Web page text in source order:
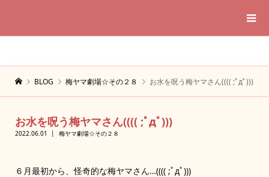
BLOG 梅ヤマ劇場☆その２８ お水を呪う梅ヤマさん(((( ;ﾟдﾟ)))
お水を呪う梅ヤマさん(((( ;ﾟдﾟ)))
2022.06.01 梅ヤマ劇場☆その２８
６月最初から、怪奇的な梅ヤマさん…(((( ;ﾟдﾟ)))